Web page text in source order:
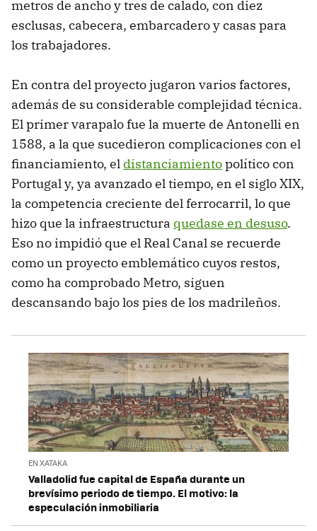
metros de ancho y tres de calado, con diez
esclusas, cabecera, embarcadero y casas para
los trabajadores.
En contra del proyecto jugaron varios factores,
además de su considerable complejidad técnica.
El primer varapalo fue la muerte de Antonelli en
1588, a la que sucedieron complicaciones con el
financiamiento, el distanciamientopolítico con
Portugal y, ya avanzado el tiempo, en el siglo XIX,
la competencia creciente del ferrocarril, lo que
hizo que la infraestructura quedase en desuso.
Eso no impidió que el Real Canal se recuerde
como un proyecto emblemático cuyos restos,
como ha comprobado Metro, siguen
descansando bajo los pies de los madrileños.
EN XATAKA
Valladolid fue capital de España durante un
brevísimo periodo de tiempo. El motivo: la
especulación inmobiliaria